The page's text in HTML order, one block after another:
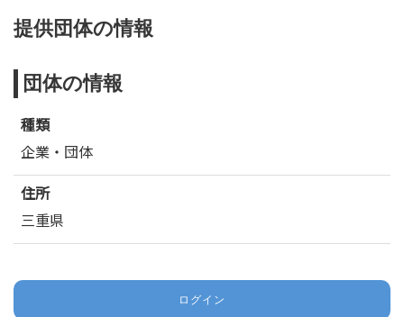
提供団体の情報
団体の情報
種類
企業・団体
住所
三重県
ログイン